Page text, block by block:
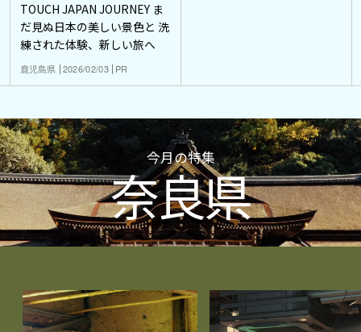
TOUCH JAPAN JOURNEY ま
だ見ぬ日本の美しい景色と 洗
練された体験、新しい旅へ
鹿児島県 2026/02/03 PR
今月の特集
奈良県